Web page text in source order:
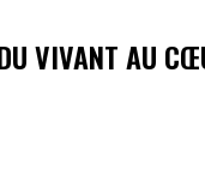
VIVANT AU